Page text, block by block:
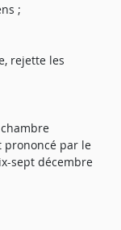
;
rejette les
prononcé par le
sept décembre